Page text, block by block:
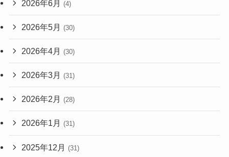
2026年6月 (4)
2026年5月 (30)
2026年4月 (30)
2026年3月 (31)
2026年2月 (28)
2026年1月 (31)
2025年12月 (31)